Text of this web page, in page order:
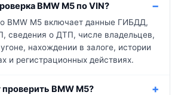
BMW M5 по VIN?
BMW M5 включает данные ГИБДД,
сведения о ДТП, числе владельцев,
нахождении в залоге, истории
и регистрационных действиях.
BMW M5?